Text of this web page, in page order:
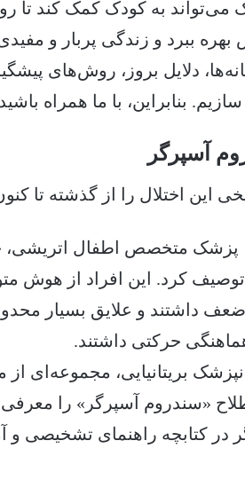
به کودک کمک کند تا
بهره ببرد و زندگی پربار و
دلایل بروز، روش‌های
بنابراین، با ما همراه
آسپرگر
این اختلال را از گذشته تا
پزشک متخصص اطفال اتریشی،
کرد. این افراد از هوش
داشتند و علایق بسیار
حرکتی داشتند.
بریتانیایی، مجموعه‌ای
«سندروم آسپرگر» را معرفی